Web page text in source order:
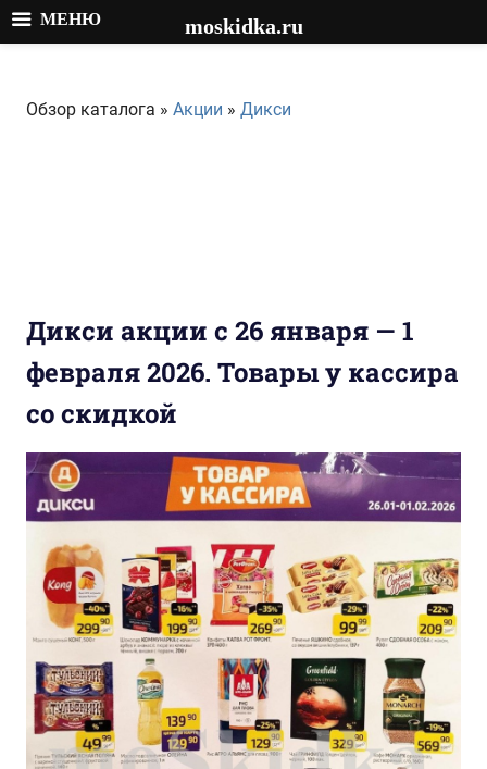
содержимому
Обзор каталога » Акции » Дикси
Дикси акции с 26 января — 1
февраля 2026. Товары у кассира
со скидкой
МЕНЮ moskidka.ru